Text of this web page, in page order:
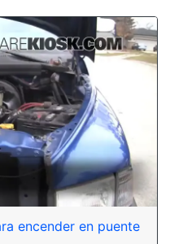
encender en puente